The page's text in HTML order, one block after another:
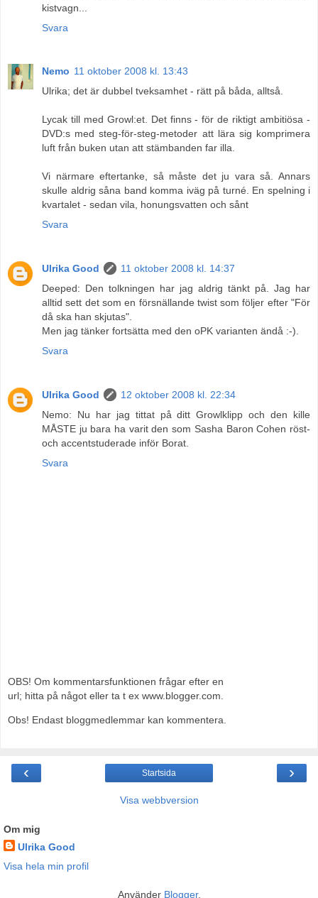
kistvagn...
Svara
Nemo 11 oktober 2008 kl. 13:43
Ulrika; det är dubbel tveksamhet - rätt på båda, alltså.
Lycak till med Growl:et. Det finns - för de riktigt ambitiösa -
DVD:s med steg-för-steg-metoder att lära sig komprimera
luft från buken utan att stämbanden far illa.
Vi närmare eftertanke, så måste det ju vara så. Annars
skulle aldrig såna band komma iväg på turné. En spelning i
kvartalet - sedan vila, honungsvatten och sånt
Svara
Ulrika Good
11 oktober 2008 kl. 14:37
Deeped: Den tolkningen har jag aldrig tänkt på. Jag har
alltid sett det som en försnällande twist som följer efter "För
då ska han skjutas".
Men jag tänker fortsätta med den oPK varianten ändå :-).
Svara
Ulrika Good
12 oktober 2008 kl. 22:34
Nemo: Nu har jag tittat på ditt Growlklipp och den kille
MÅSTE ju bara ha varit den som Sasha Baron Cohen röst-
och accentstuderade inför Borat.
Svara
OBS! Om kommentarsfunktionen frågar efter en
url; hitta på något eller ta t ex www.blogger.com.
Obs! Endast bloggmedlemmar kan kommentera.
‹ ›
Startsida
Visa webbversion
Om mig
Ulrika Good
Visa hela min profil
Använder Blogger.